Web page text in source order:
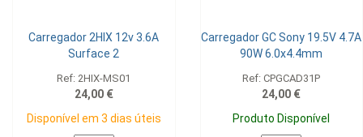
Carregador 2HIX 12v 3.6A
Surface 2
Ref: 2HIX-MS01
24,00 €
Disponível em 3 dias úteis
Carregador GC Sony 19.5V 4.7A
90W 6.0x4.4mm
Ref: CPGCAD31P
24,00 €
Produto Disponível